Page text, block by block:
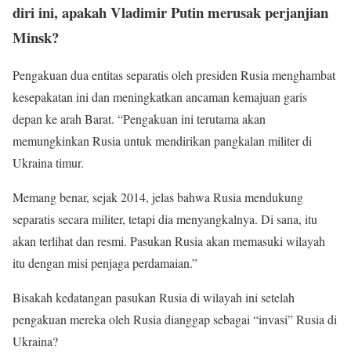
diri ini, apakah Vladimir Putin merusak perjanjian
Minsk?
Pengakuan dua entitas separatis oleh presiden Rusia menghambat
kesepakatan ini dan meningkatkan ancaman kemajuan garis
depan ke arah Barat. “Pengakuan ini terutama akan
memungkinkan Rusia untuk mendirikan pangkalan militer di
Ukraina timur.
Memang benar, sejak 2014, jelas bahwa Rusia mendukung
separatis secara militer, tetapi dia menyangkalnya. Di sana, itu
akan terlihat dan resmi. Pasukan Rusia akan memasuki wilayah
itu dengan misi penjaga perdamaian.”
Bisakah kedatangan pasukan Rusia di wilayah ini setelah
pengakuan mereka oleh Rusia dianggap sebagai “invasi” Rusia di
Ukraina?